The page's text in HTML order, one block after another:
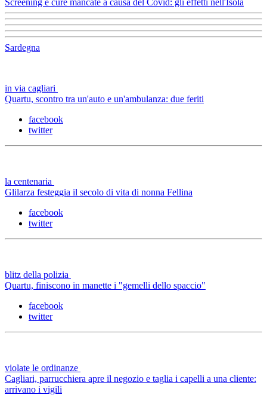
Sardegna
in via cagliari
Quartu, scontro tra un'auto e un'ambulanza: due feriti
facebook
twitter
la centenaria
Glilarza festeggia il secolo di vita di nonna Fellina
facebook
twitter
blitz della polizia
Quartu, finiscono in manette i "gemelli dello spaccio"
facebook
twitter
violate le ordinanze
Cagliari, parrucchiera apre il negozio e taglia i capelli a una cliente:
arrivano i vigili